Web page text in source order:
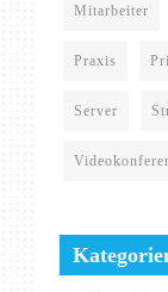
Mitarbeiter
Praxis
Server